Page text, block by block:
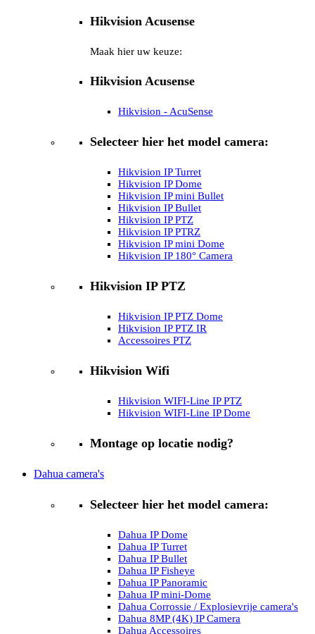
Hikvision Acusense
Maak hier uw keuze:
Hikvision Acusense
Hikvision - AcuSense
Selecteer hier het model camera:
Hikvision IP Turret
Hikvision IP Dome
Hikvision IP mini Bullet
Hikvision IP Bullet
Hikvision IP PTZ
Hikvision IP PTRZ
Hikvision IP mini Dome
Hikvision IP 180° Camera
Hikvision IP PTZ
Hikvision IP PTZ Dome
Hikvision IP PTZ IR
Accessoires PTZ
Hikvision Wifi
Hikvision WIFI-Line IP PTZ
Hikvision WIFI-Line IP Dome
Montage op locatie nodig?
Dahua camera's
Selecteer hier het model camera:
Dahua IP Dome
Dahua IP Turret
Dahua IP Bullet
Dahua IP Fisheye
Dahua IP Panoramic
Dahua IP mini-Dome
Dahua Corrossie / Explosievrije camera's
Dahua 8MP (4K) IP Camera
Dahua Accessoires